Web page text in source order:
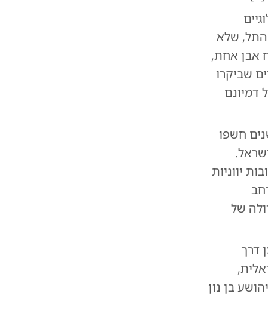
התל, שלא
אבן אחת,
שביקרו
דמיונם
חשפו
יווניות
של
דרך
בן נון